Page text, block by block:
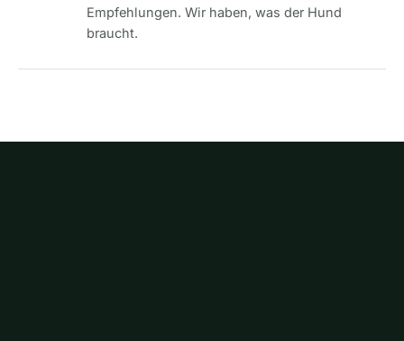
Empfehlungen. Wir haben, was der Hund
braucht.